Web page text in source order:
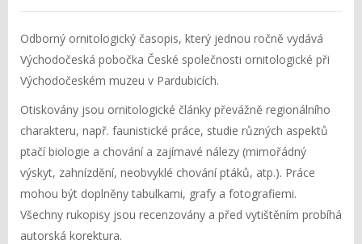
Odborný ornitologický časopis, který jednou ročně vydává
Východočeská pobočka České společnosti ornitologické při
Východočeském muzeu v Pardubicích.
Otiskovány jsou ornitologické články převážně regionálního
charakteru, např. faunistické práce, studie různých aspektů
ptačí biologie a chování a zajímavé nálezy (mimořádný
výskyt, zahnízdění, neobvyklé chování ptáků, atp.). Práce
mohou být doplněny tabulkami, grafy a fotografiemi.
Všechny rukopisy jsou recenzovány a před vytištěním probíhá
autorská korektura.